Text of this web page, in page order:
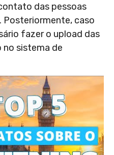
das pessoas
Posteriormente, caso
fazer o upload das
no sistema de